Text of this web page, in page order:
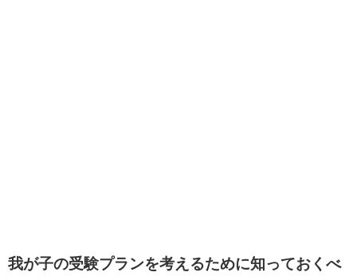
我が子の受験プランを考えるために知っておくべ